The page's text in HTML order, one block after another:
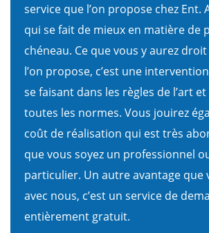
service que l’on propose chez Ent.
qui se fait de mieux en matière de
chéneau. Ce que vous y aurez
l’on propose, c’est une
se faisant dans les règles de l’art
toutes les normes. Vous jouirez
coût de réalisation qui est très
que vous soyez un professionnel
particulier. Un autre avantage que
avec nous, c’est un service de
entièrement gratuit.